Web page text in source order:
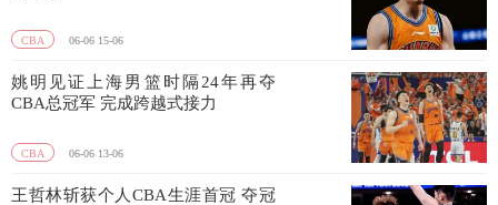
CBA 06-06 15-06
姚明见证上海男篮时隔24年再夺
CBA总冠军 完成跨越式接力
CBA 06-06 13-06
王哲林斩获个人CBA生涯首冠 夺冠